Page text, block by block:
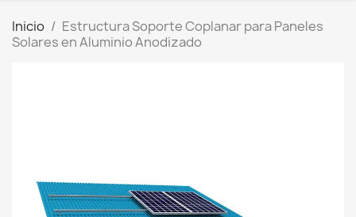
Inicio
Estructura Soporte Coplanar para Paneles
Solares en Aluminio Anodizado